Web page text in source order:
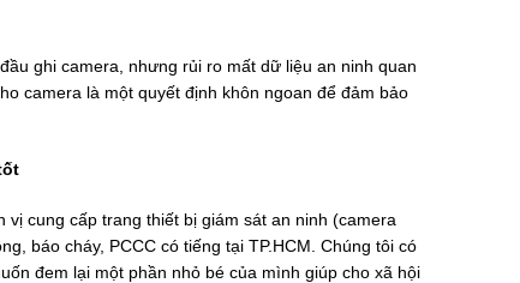
ghi camera, nhưng rủi ro mất dữ liệu an ninh quan
camera là một quyết định khôn ngoan để đảm bảo
cung cấp trang thiết bị giám sát an ninh (camera
báo cháy, PCCC có tiếng tại TP.HCM. Chúng tôi có
đem lại một phần nhỏ bé của mình giúp cho xã hội